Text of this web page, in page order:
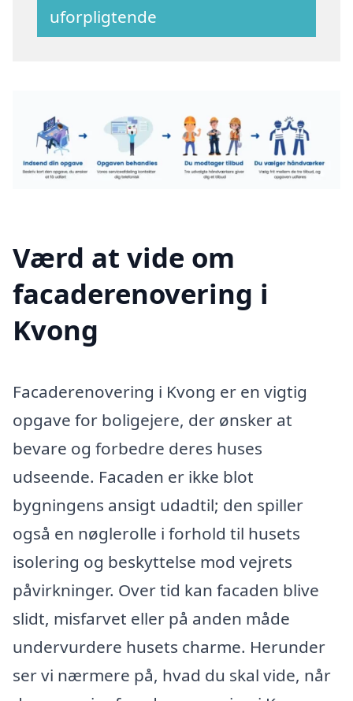
uforpligtende
Værd at vide om
facaderenovering i
Kvong
Facaderenovering i Kvong er en vigtig
opgave for boligejere, der ønsker at
bevare og forbedre deres huses
udseende. Facaden er ikke blot
bygningens ansigt udadtil; den spiller
også en nøglerolle i forhold til husets
isolering og beskyttelse mod vejrets
påvirkninger. Over tid kan facaden blive
slidt, misfarvet eller på anden måde
undervurdere husets charme. Herunder
ser vi nærmere på, hvad du skal vide, når